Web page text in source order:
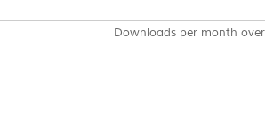
Downloads per month